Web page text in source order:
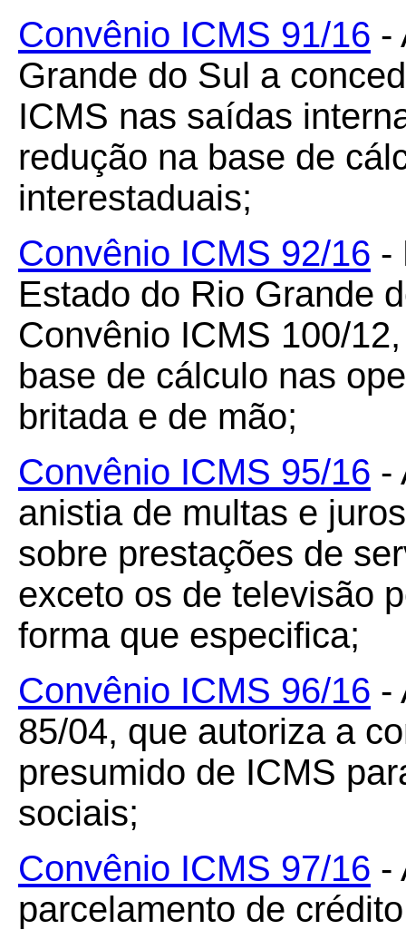
Convênio ICMS 91/16 -
Grande do Sul a
ICMS nas saídas
redução na base de
interestaduais;
Convênio ICMS 92/16 -
Estado do Rio Grande
Convênio ICMS 100/
base de cálculo nas
britada e de mão;
Convênio ICMS 95/16 -
anistia de multas e
sobre prestações de
exceto os de televisão
forma que especifica;
Convênio ICMS 96/16 -
85/04, que autoriza a
presumido de ICMS
sociais;
Convênio ICMS 97/16 -
parcelamento de